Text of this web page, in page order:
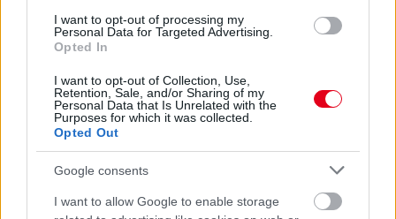
I want to opt-out of processing my
Personal Data for Targeted Advertising.
Opted In
I want to opt-out of Collection, Use,
Retention, Sale, and/or Sharing of my
Personal Data that Is Unrelated with the
Purposes for which it was collected.
Opted Out
Google consents
I want to allow Google to enable storage
Hamarosan leáll az idei F1-es fejlesztésekkel a Cadillac